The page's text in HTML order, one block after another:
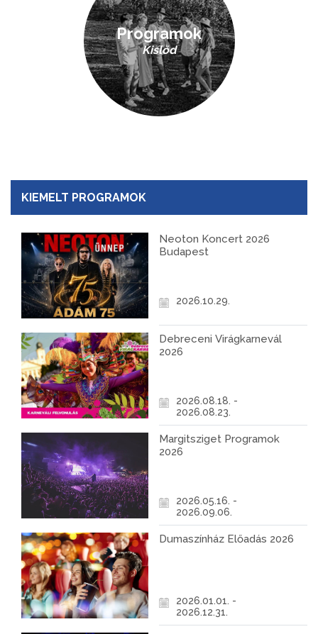
KIEMELT PROGRAMOK
Neoton Koncert 2026
Budapest
2026.10.29.
Debreceni Virágkarnevál
2026
2026.08.18. -
2026.08.23.
Margitsziget Programok
2026
2026.05.16. -
2026.09.06.
Dumaszínház Előadás 2026
2026.01.01. -
2026.12.31.
Programok
Kislőd